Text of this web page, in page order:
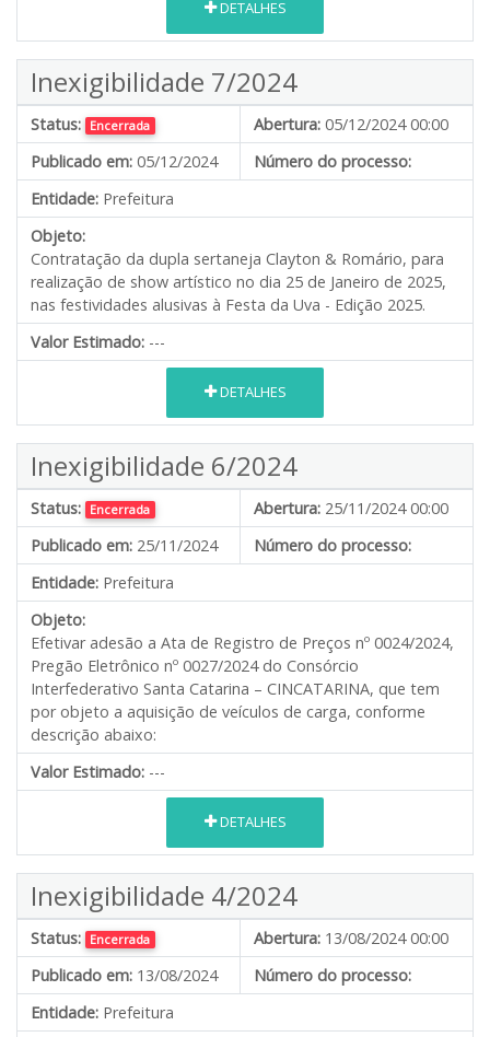
DETALHES
Inexigibilidade 7/2024
Status: Encerrada Abertura: 05/12/2024 00:00
Publicado em: 05/12/2024
Número do processo:
Entidade: Prefeitura
Objeto:
Contratação da dupla sertaneja Clayton & Romário, para
realização de show artístico no dia 25 de Janeiro de 2025,
nas festividades alusivas à Festa da Uva - Edição 2025.
Valor Estimado: ---
DETALHES
Inexigibilidade 6/2024
Status: Encerrada Abertura: 25/11/2024 00:00
Publicado em: 25/11/2024
Número do processo:
Entidade: Prefeitura
Objeto:
Efetivar adesão a Ata de Registro de Preços nº 0024/2024,
Pregão Eletrônico nº 0027/2024 do Consórcio
Interfederativo Santa Catarina – CINCATARINA, que tem
por objeto a aquisição de veículos de carga, conforme
descrição abaixo:
Valor Estimado: ---
DETALHES
Inexigibilidade 4/2024
Status: Encerrada Abertura: 13/08/2024 00:00
Publicado em: 13/08/2024
Número do processo:
Entidade: Prefeitura